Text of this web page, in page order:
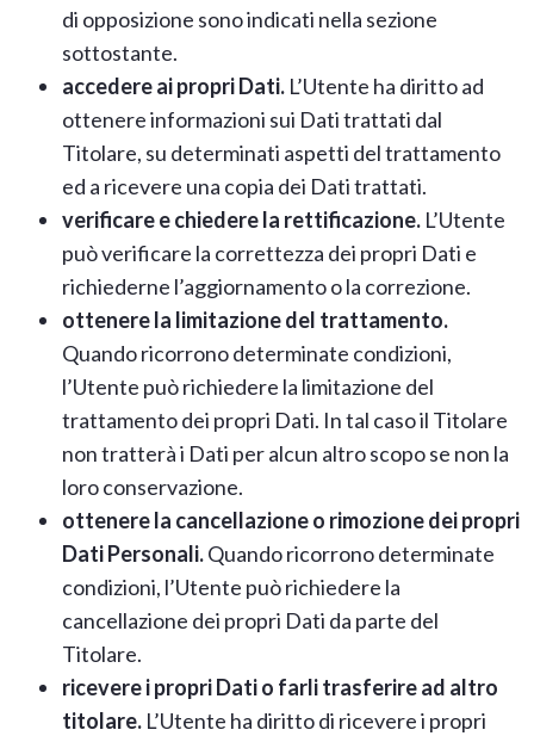
di opposizione sono indicati nella sezione
sottostante.
accedere ai propri Dati. L’Utente ha diritto ad
ottenere informazioni sui Dati trattati dal
Titolare, su determinati aspetti del trattamento
ed a ricevere una copia dei Dati trattati.
verificare e chiedere la rettificazione. L’Utente
può verificare la correttezza dei propri Dati e
richiederne l’aggiornamento o la correzione.
ottenere la limitazione del trattamento.
Quando ricorrono determinate condizioni,
l’Utente può richiedere la limitazione del
trattamento dei propri Dati. In tal caso il Titolare
non tratterà i Dati per alcun altro scopo se non la
loro conservazione.
ottenere la cancellazione o rimozione dei propri
Dati Personali.Quando ricorrono determinate
condizioni, l’Utente può richiedere la
cancellazione dei propri Dati da parte del
Titolare.
ricevere i propri Dati o farli trasferire ad altro
titolare. L’Utente ha diritto di ricevere i propri